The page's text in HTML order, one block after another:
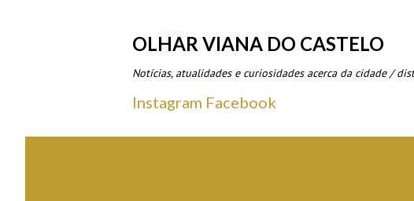
OLHAR VIANA DO CASTELO
Notícias, atualidades e curiosidades acerca da cidade /
Instagram Facebook